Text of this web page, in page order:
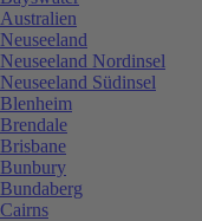
Australien
Neuseeland
Neuseeland Nordinsel
Neuseeland Südinsel
Blenheim
Brendale
Brisbane
Bunbury
Bundaberg
Cairns